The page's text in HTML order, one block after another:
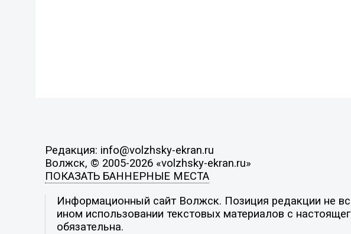
Редакция: info@volzhsky-ekran.ru
Волжск, © 2005-2026 «volzhsky-ekran.ru»
ПОКАЗАТЬ БАННЕРНЫЕ МЕСТА
Информационный сайт Волжск. Позиция редакции не
ином использовании текстовых материалов с
обязательна.